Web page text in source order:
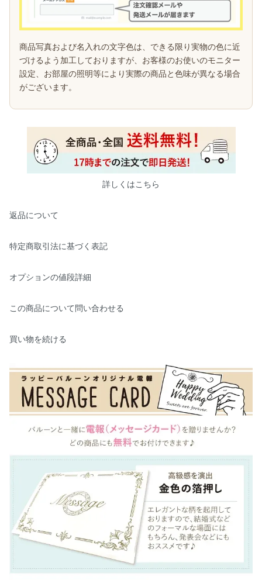
商品写真および名入れの文字色は、できる限り実物の色に近
づけるよう加工しておりますが、お客様のお使いのモニター
設定、お部屋の照明等により実際の商品と色味が異なる場合
がございます。
詳しくはこちら
返品について
特定商取引法に基づく表記
オプションの値段詳細
この商品について問い合わせる
買い物を続ける